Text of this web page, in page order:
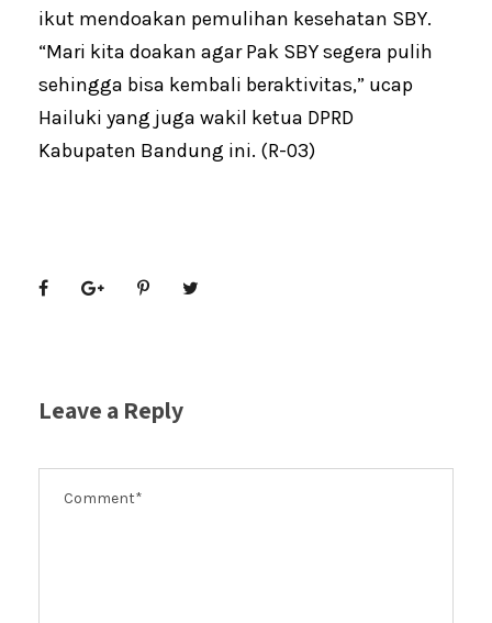
ikut mendoakan pemulihan kesehatan SBY.
“Mari kita doakan agar Pak SBY segera pulih
sehingga bisa kembali beraktivitas,” ucap
Hailuki yang juga wakil ketua DPRD
Kabupaten Bandung ini. (R-03)
Leave a Reply